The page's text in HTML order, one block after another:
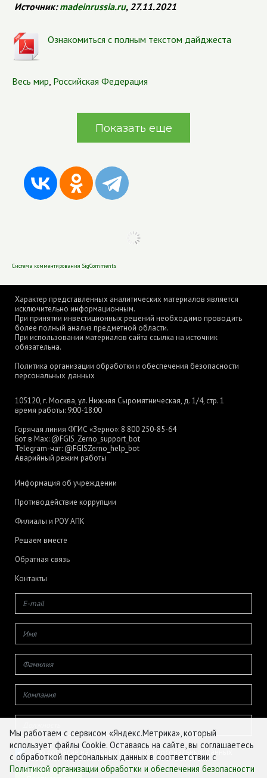
Источник:madeinrussia.ru, 27.11.2021
Ознакомиться с полным текстом дайджеста
Весь мир, Российская Федерация
Показать еще
Система комментирования SigComments
Характер представленных аналитических материалов является
исключительно информационным.
При принятии инвестиционных решений необходимо проводить
более полный анализ предметной области.
При использовании материалов сайта ссылка на источник
обязательна.
Политика организации обработки и обеспечения безопасности
персональных данных
105120, г. Москва, ул. Нижняя Сыромятническая, д. 1/4, стр. 1
время работы: 9:00-18:00
Горячая линия ФГИС «Зерно»: 8 800 250-85-64
Бот в Max: @FGIS_Zerno_support_bot
Telegram-чат: @FGISZerno_help_bot
Аварийный режим работы
Информация об учреждении
Противодействие коррупции
Филиалы и РОУ АПК
Решаем вместе
Обратная связь
Контакты
Даю согласие на обработку своих персональных данных
Мы работаем с сервисом «Яндекс.Метрика», который
использует файлы Cookie. Оставаясь на сайте, вы соглашаетесь
с обработкой персональных данных в соответствии с
Политикой организации обработки и обеспечения безопасности